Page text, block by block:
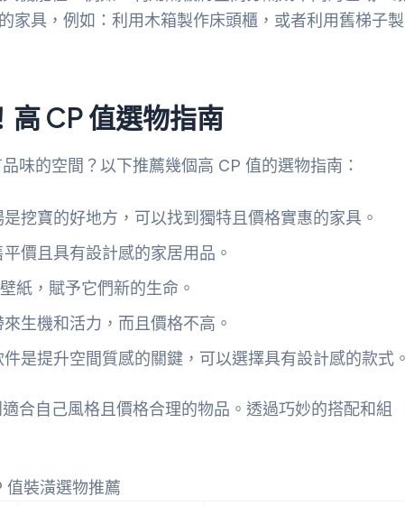
家具，例如：利用木箱製作床頭櫃，或者利用舊梯子製
CP 值選物指南
味的空間？以下推薦幾個高 CP 值的選物指南：
挖寶的好地方，可以找到獨特且價格實惠的家具。
價且具有設計感的家居用品。
紙，賦予它們新的生命。
生機和活力，而且價格不高。
是提升空間質感的關鍵，可以選擇具有設計感的款式
合自己風格且價格合理的物品。透過巧妙的搭配和組
值裝潢選物推薦